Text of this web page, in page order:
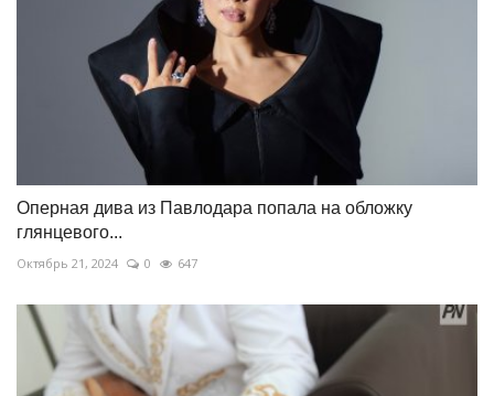
Оперная дива из Павлодара попала на обложку
глянцевого...
Октябрь 21, 2024 0 647